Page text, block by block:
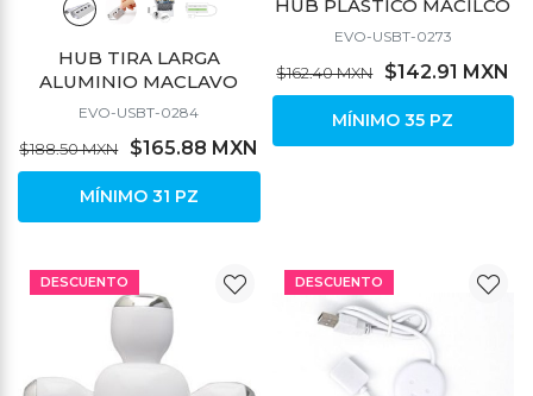
HUB TIRA LARGA
ALUMINIO MACLAVO
EVO-USBT-0284
$188.50 MXN $165.88 MXN
MÍNIMO 31 PZ
HUB PLÁSTICO MACILCO
EVO-USBT-0273
$162.40 MXN $142.91 MXN
MÍNIMO 35 PZ
DESCUENTO DESCUENTO